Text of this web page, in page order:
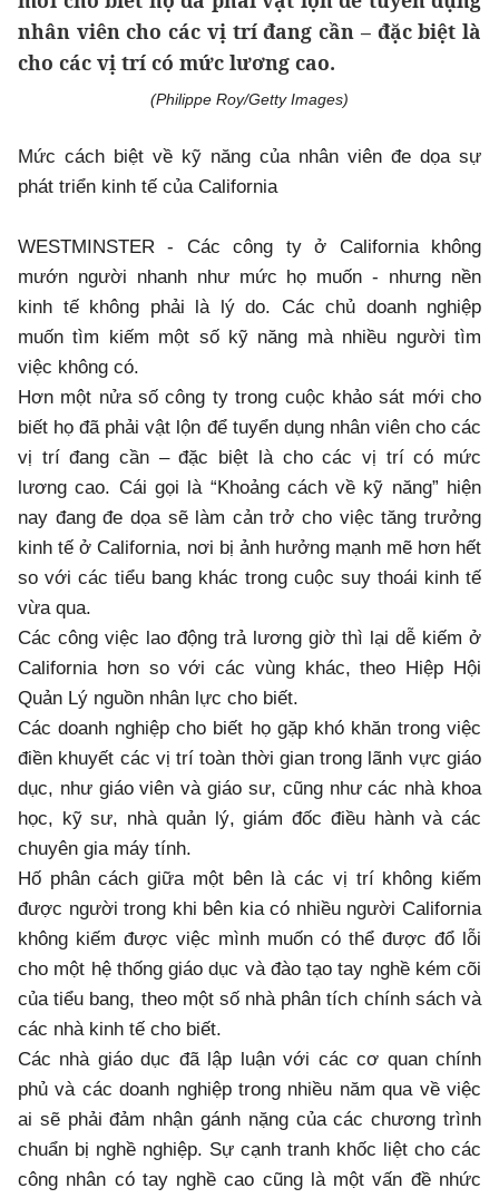
nhân viên cho các vị trí đang cần – đặc biệt là
cho các vị trí có mức lương cao.
(Philippe Roy/Getty Images)
Mức cách biệt về kỹ năng của nhân viên đe dọa sự
phát triển kinh tế của California
WESTMINSTER - Các công ty ở California không
mướn người nhanh như mức họ muốn - nhưng nền
kinh tế không phải là lý do. Các chủ doanh nghiệp
muốn tìm kiếm một số kỹ năng mà nhiều người tìm
việc không có.
Hơn một nửa số công ty trong cuộc khảo sát mới cho
biết họ đã phải vật lộn để tuyển dụng nhân viên cho các
vị trí đang cần – đặc biệt là cho các vị trí có mức
lương cao. Cái gọi là “Khoảng cách về kỹ năng” hiện
nay đang đe dọa sẽ làm cản trở cho việc tăng trưởng
kinh tế ở California, nơi bị ảnh hưởng mạnh mẽ hơn hết
so với các tiểu bang khác trong cuộc suy thoái kinh tế
vừa qua.
Các công việc lao động trả lương giờ thì lại dễ kiếm ở
California hơn so với các vùng khác, theo Hiệp Hội
Quản Lý nguồn nhân lực cho biết.
Các doanh nghiệp cho biết họ gặp khó khăn trong việc
điền khuyết các vị trí toàn thời gian trong lãnh vực giáo
dục, như giáo viên và giáo sư, cũng như các nhà khoa
học, kỹ sư, nhà quản lý, giám đốc điều hành và các
chuyên gia máy tính.
Hố phân cách giữa một bên là các vị trí không kiếm
được người trong khi bên kia có nhiều người California
không kiếm được việc mình muốn có thể được đổ lỗi
cho một hệ thống giáo dục và đào tạo tay nghề kém cõi
của tiểu bang, theo một số nhà phân tích chính sách và
các nhà kinh tế cho biết.
Các nhà giáo dục đã lập luận với các cơ quan chính
phủ và các doanh nghiệp trong nhiều năm qua về việc
ai sẽ phải đảm nhận gánh nặng của các chương trình
chuẩn bị nghề nghiệp. Sự cạnh tranh khốc liệt cho các
công nhân có tay nghề cao cũng là một vấn đề nhức